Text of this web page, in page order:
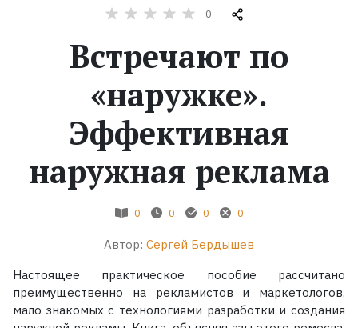
Экранизации
Коллекции
0
Встречают по
«наружке».
Эффективная
наружная реклама
0 0 0 0
Автор: Сергей Бердышев
Настоящее практическое пособие рассчитано
преимущественно на рекламистов и маркетологов,
мало знакомых с технологиями разработки и создания